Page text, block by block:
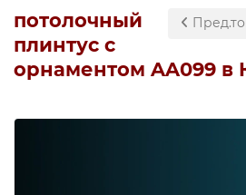
потолочный
плинтус с
орнаментом AA099 в